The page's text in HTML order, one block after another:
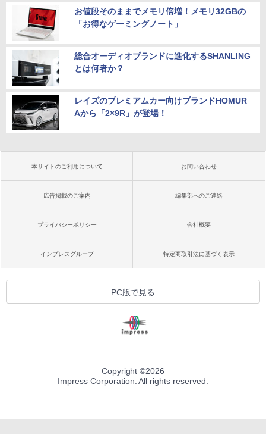
お値段そのままでメモリ倍増！メモリ32GBの
「お得なゲーミングノート」
総合オーディオブランドに進化するSHANLING
とは何者か？
レイズのプレミアムカー向けブランドHOMUR
Aから「2×9R」が登場！
本サイトのご利用について お問い合わせ
広告掲載のご案内 編集部へのご連絡
プライバシーポリシー 会社概要
インプレスグループ 特定商取引法に基づく表示
PC版で見る
Copyright ©2026
Impress Corporation. All rights reserved.